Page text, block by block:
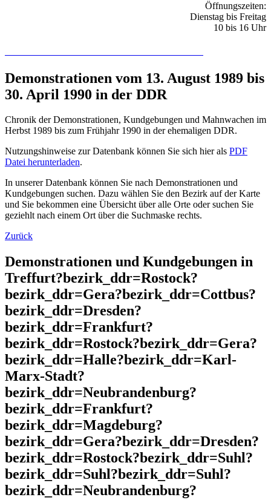
Öffnungszeiten:
Dienstag bis Freitag
10 bis 16 Uhr
Demonstrationen vom 13. August 1989 bis
30. April 1990 in der DDR
Chronik der Demonstrationen, Kundgebungen und Mahnwachen im
Herbst 1989 bis zum Frühjahr 1990 in der ehemaligen DDR.
Nutzungshinweise zur Datenbank können Sie sich hier als PDF
Datei herunterladen.
In unserer Datenbank können Sie nach Demonstrationen und
Kundgebungen suchen. Dazu wählen Sie den Bezirk auf der Karte
und Sie bekommen eine Übersicht über alle Orte oder suchen Sie
geziehlt nach einem Ort über die Suchmaske rechts.
Zurück
Demonstrationen und Kundgebungen in
Treffurt?bezirk_ddr=Rostock?
bezirk_ddr=Gera?bezirk_ddr=Cottbus?
bezirk_ddr=Dresden?
bezirk_ddr=Frankfurt?
bezirk_ddr=Rostock?bezirk_ddr=Gera?
bezirk_ddr=Halle?bezirk_ddr=Karl-
Marx-Stadt?
bezirk_ddr=Neubrandenburg?
bezirk_ddr=Frankfurt?
bezirk_ddr=Magdeburg?
bezirk_ddr=Gera?bezirk_ddr=Dresden?
bezirk_ddr=Rostock?bezirk_ddr=Suhl?
bezirk_ddr=Suhl?bezirk_ddr=Suhl?
bezirk_ddr=Neubrandenburg?